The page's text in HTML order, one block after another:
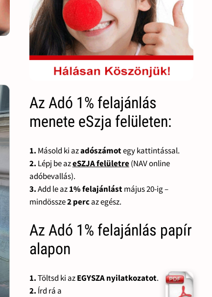
Az Adó 1% felajánlás
menete eSzja felületen:
1. Másold ki azadószámotegy kattintással.
2. Lépj be azeSZJA felületre(NAV online
adóbevallás).
3.Add le az1% felajánlástmájus 20-ig –
mindössze2 percaz egész.
Az Adó 1% felajánlás papír
alapon
1.Töltsd ki azEGYSZA nyilatkozatot.
2. Írd rá a